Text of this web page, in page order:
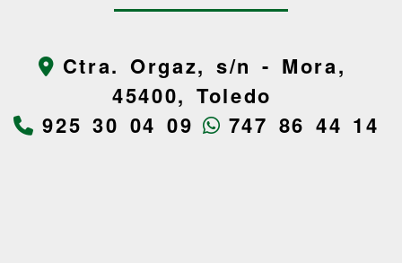
Ctra. Orgaz, s/n - Mora,
45400,Toledo
925 30 04 09
747 86 44 14